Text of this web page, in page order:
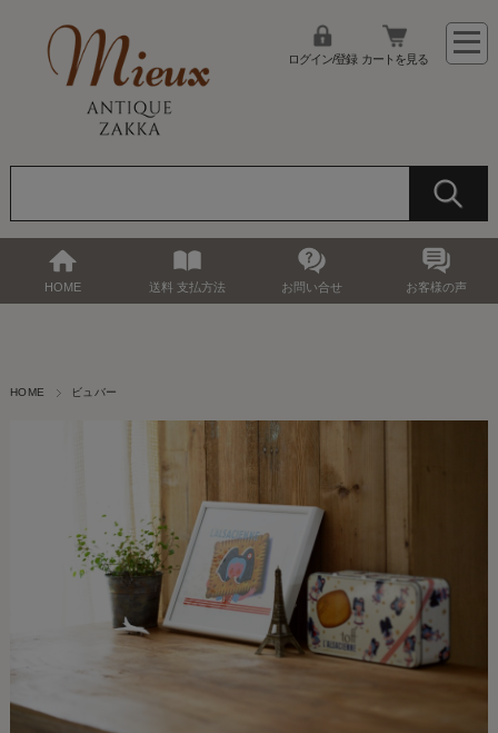
ログイン/登録 カートを見る
HOME 送料 支払方法 お問い合せ お客様の声
HOME ビュバー